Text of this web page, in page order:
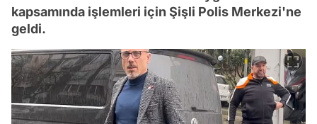
kapsamında işlemleri için Şişli Polis Merkezi'ne
geldi.